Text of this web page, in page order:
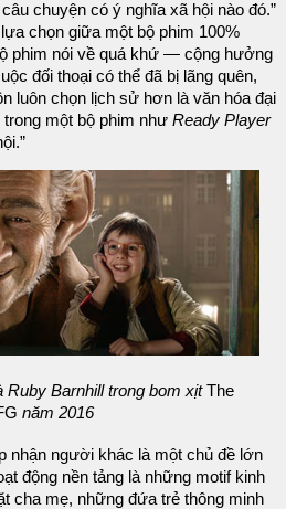
chuyện có ý nghĩa xã hội nào đó.”
chọn giữa một bộ phim 100%
phim nói về quá khứ — cộng hưởng
đối thoại có thể đã bị lãng quên,
luôn chọn lịch sử hơn là văn hóa đại
một bộ phim như Ready Player
Barnhill trong bom xịtThe
năm 2016
nhận người khác là một chủ đề lớn
động nền tảng là những motif kinh
cha mẹ, những đứa trẻ thông minh